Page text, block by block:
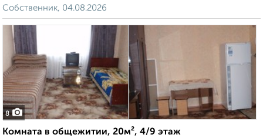
Собственник, 04.08.2026
8
Комната в общежитии, 20м², 4/9 этаж